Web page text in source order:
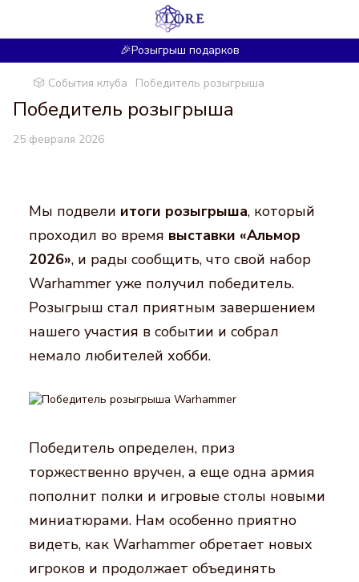
🎉Розыгрыш подарков
🎲 События клуба Победитель розыгрыша
Победитель розыгрыша
25 февраля 2026
Мы подвели итоги розыгрыша, который
проходил во время выставки «Альмор
2026», и рады сообщить, что свой набор
Warhammer уже получил победитель.
Розыгрыш стал приятным завершением
нашего участия в событии и собрал
немало любителей хобби.
Победитель определен, приз
торжественно вручен, а еще одна армия
пополнит полки и игровые столы новыми
миниатюрами. Нам особенно приятно
видеть, как Warhammer обретает новых
игроков и продолжает объединять